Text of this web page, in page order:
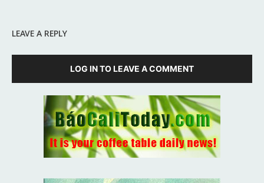
LEAVE A REPLY
LOG IN TO LEAVE A COMMENT